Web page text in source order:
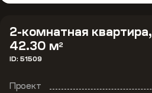
2-комнатная квартира,
42.30 м2
ID: 51509
Проект